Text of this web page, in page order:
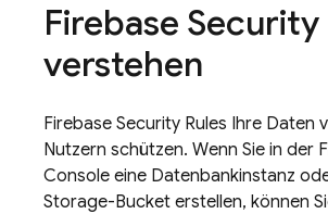
Firebase Security
verstehen
Firebase Security Rules Ihre Daten
Nutzern schützen. Wenn Sie in der
Console eine Datenbankinstanz
Storage-Bucket erstellen, können